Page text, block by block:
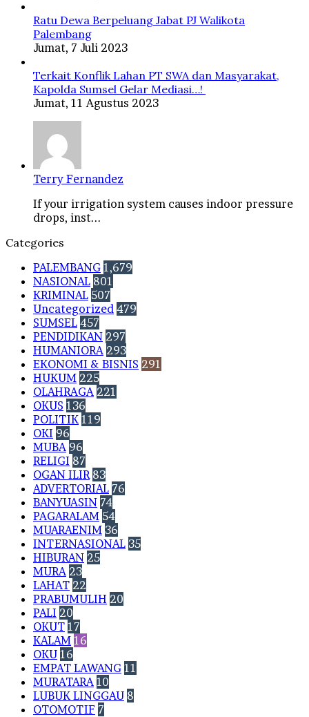
Ratu Dewa Berpeluang Jabat PJ Walikota
Palembang
Jumat, 7 Juli 2023
Terkait Konflik Lahan PT SWA dan Masyarakat,
Kapolda Sumsel Gelar Mediasi…!
Jumat, 11 Agustus 2023
Terry Fernandez
If your irrigation system causes indoor pressure
drops, inst...
Categories
PALEMBANG 1,679
NASIONAL 801
KRIMINAL 507
Uncategorized 479
SUMSEL 457
PENDIDIKAN 297
HUMANIORA 293
EKONOMI & BISNIS 291
HUKUM 225
OLAHRAGA 221
OKUS 136
POLITIK 119
OKI 96
MUBA 96
RELIGI 87
OGAN ILIR 83
ADVERTORIAL 76
BANYUASIN 74
PAGARALAM 54
MUARAENIM 36
INTERNASIONAL 35
HIBURAN 25
MURA 23
LAHAT 22
PRABUMULIH 20
PALI 20
OKUT 17
KALAM 16
OKU 16
EMPAT LAWANG 11
MURATARA 10
LUBUK LINGGAU 8
OTOMOTIF 7